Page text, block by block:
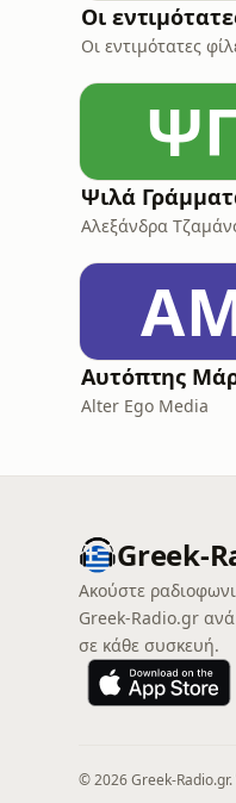
Οι εντιμότατες
Ψιλά
Αλεξάνδρα
Αυτόπτης
Alter Ego Media
Greek-
Ακούστε
Greek-Radio.gr
σε κάθε συσκευή.
© 2026 Greek-Radio.gr.